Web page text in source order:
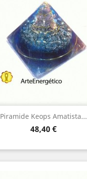
Piramide Keops Amatista...
Price
48,40 €